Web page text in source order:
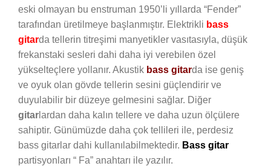
eski olmayan bu enstruman 1950’li yıllarda “Fender”
tarafından üretilmeye başlanmıştır. Elektrikli bass
gitarda tellerin titreşimi manyetikler vasıtasıyla, düşük
frekanstaki sesleri dahi daha iyi verebilen özel
yükselteçlere yollanır. Akustikbass gitarda ise geniş
ve oyuk olan gövde tellerin sesini güçlendirir ve
duyulabilir bir düzeye gelmesini sağlar. Diğer
gitarlardan daha kalın tellere ve daha uzun ölçülere
sahiptir. Günümüzde daha çok tellileri ile, perdesiz
bass gitarlar dahi kullanılabilmektedir. Bass gitar
partisyonları “ Fa” anahtarı ile yazılır.